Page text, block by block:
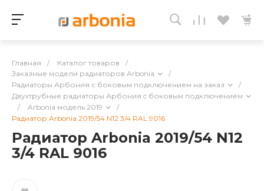
Главная / Каталог товаров
/
Заказные модели радиаторов Arbonia
/
Радиаторы Арбония с боковым подключением на заказ
/
Двухтрубные радиаторы Арбония c боковым подключением
/
Arbonia модель 2019
/
Радиатор Arbonia 2019/54 N12 3/4 RAL 9016
Радиатор Arbonia 2019/54 N12
3/4 RAL 9016